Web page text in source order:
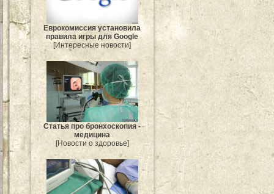
Еврокомиссия установила
правила игры для Google
[Интересные новости]
Статья про бронхоскопия -
медицина
[Новости о здоровье]